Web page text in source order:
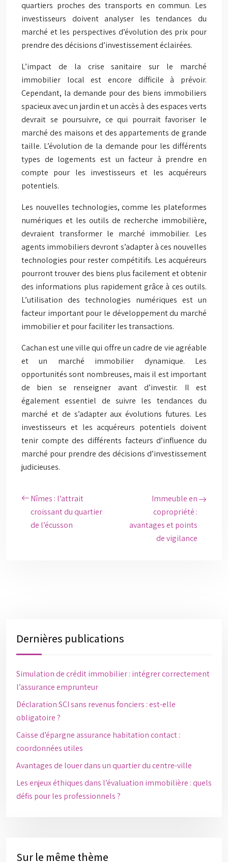
quartiers proches des transports en commun. Les
investisseurs doivent analyser les tendances du
marché et les perspectives d’évolution des prix pour
prendre des décisions d’investissement éclairées.
L’impact de la crise sanitaire sur le marché
immobilier local est encore difficile à prévoir.
Cependant, la demande pour des biens immobiliers
spacieux avec un jardin et un accès à des espaces verts
devrait se poursuivre, ce qui pourrait favoriser le
marché des maisons et des appartements de grande
taille. L’évolution de la demande pour les différents
types de logements est un facteur à prendre en
compte pour les investisseurs et les acquéreurs
potentiels.
Les nouvelles technologies, comme les plateformes
numériques et les outils de recherche immobilière,
devraient transformer le marché immobilier. Les
agents immobiliers devront s’adapter à ces nouvelles
technologies pour rester compétitifs. Les acquéreurs
pourront trouver des biens plus facilement et obtenir
des informations plus rapidement grâce à ces outils.
L’utilisation des technologies numériques est un
facteur important pour le développement du marché
immobilier et pour faciliter les transactions.
Cachan est une ville qui offre un cadre de vie agréable
et un marché immobilier dynamique. Les
opportunités sont nombreuses, mais il est important
de bien se renseigner avant d’investir. Il est
également essentiel de suivre les tendances du
marché et de s’adapter aux évolutions futures. Les
investisseurs et les acquéreurs potentiels doivent
tenir compte des différents facteurs d’influence du
marché pour prendre des décisions d’investissement
judicieuses.
Nîmes : l’attrait
croissant du quartier
de l’écusson
Immeuble en
copropriété :
avantages et points
de vigilance
Dernières publications
Simulation de crédit immobilier : intégrer correctement
l’assurance emprunteur
Déclaration SCI sans revenus fonciers : est-elle
obligatoire ?
Caisse d’épargne assurance habitation contact :
coordonnées utiles
Avantages de louer dans un quartier du centre-ville
Les enjeux éthiques dans l’évaluation immobilière : quels
défis pour les professionnels ?
Sur le même thème